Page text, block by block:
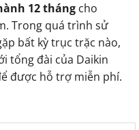
12 tháng cho
Trong quá trình sử
bất kỳ trục trặc nào,
tổng đài của Daikin
được hỗ trợ miễn phí.